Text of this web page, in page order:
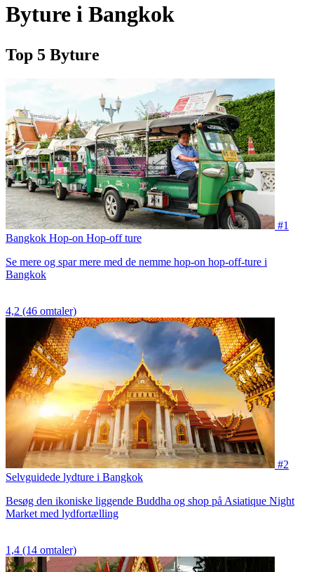
Byture i Bangkok
Top 5 Byture
#1
Bangkok Hop-on Hop-off ture
Se mere og spar mere med de nemme hop-on hop-off-ture i
Bangkok
4,2 (46 omtaler)
#2
Selvguidede lydture i Bangkok
Besøg den ikoniske liggende Buddha og shop på Asiatique Night
Market med lydfortælling
1,4 (14 omtaler)